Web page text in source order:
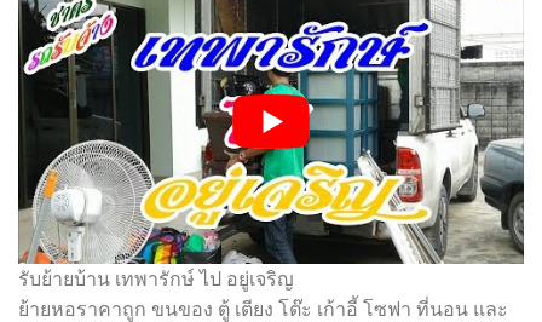
รับย้ายบ้าน เทพารักษ์ ไป อยู่เจริญ
ย้ายหอราคาถูก ขนของ ตู้ เตียง โต๊ะ เก้าอี้ โซฟา ที่นอน และ